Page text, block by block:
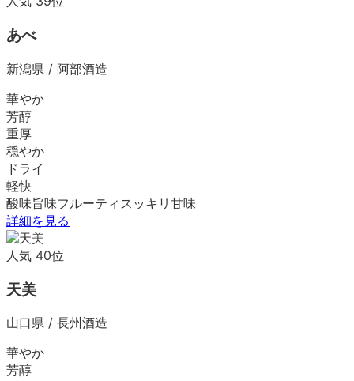
あべ
新潟県 / 阿部酒造
華やか
芳醇
重厚
穏やか
ドライ
軽快
酸味旨味フルーティ スッキリ 甘味
詳細を見る
人気 40位
天美
山口県 / 長州酒造
華やか
芳醇